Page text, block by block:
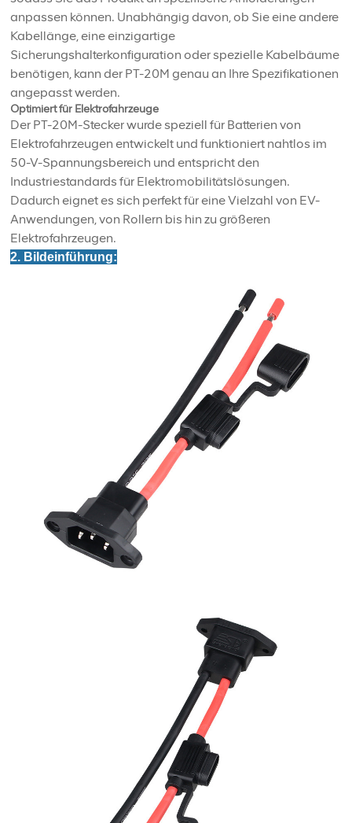
anpassen können. Unabhängig davon, ob Sie eine andere
Kabellänge, eine einzigartige
Sicherungshalterkonfiguration oder spezielle Kabelbäume
benötigen, kann der PT-20M genau an Ihre Spezifikationen
angepasst werden.
Optimiert für Elektrofahrzeuge
Der PT-20M-Stecker wurde speziell für Batterien von
Elektrofahrzeugen entwickelt und funktioniert nahtlos im
50-V-Spannungsbereich und entspricht den
Industriestandards für Elektromobilitätslösungen.
Dadurch eignet es sich perfekt für eine Vielzahl von EV-
Anwendungen, von Rollern bis hin zu größeren
Elektrofahrzeugen.
2. Bildeinführung: